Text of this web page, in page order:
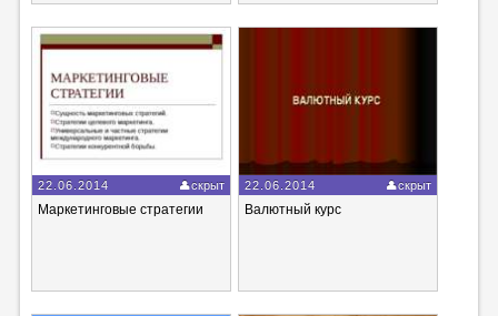
22.06.2014 скрыт
Маркетинговые стратегии
22.06.2014 скрыт
Валютный курс